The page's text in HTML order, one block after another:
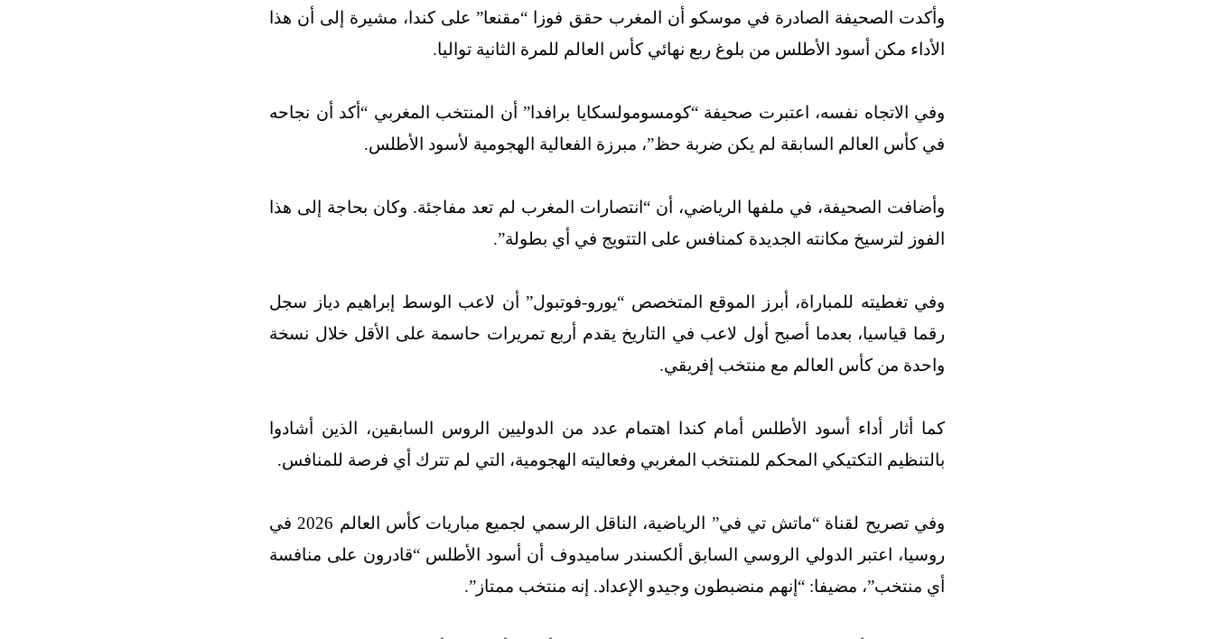
وأكدت الصحيفة الصادرة في موسكو أن المغرب حقق فوزا “مقنعا” على كندا، مشيرة إلى أن هذا
الأداء مكن أسود الأطلس من بلوغ ربع نهائي كأس العالم للمرة الثانية تواليا.
وفي الاتجاه نفسه، اعتبرت صحيفة “كومسومولسكايا برافدا” أن المنتخب المغربي “أكد أن نجاحه
في كأس العالم السابقة لم يكن ضربة حظ”، مبرزة الفعالية الهجومية لأسود الأطلس.
وأضافت الصحيفة، في ملفها الرياضي، أن “انتصارات المغرب لم تعد مفاجئة. وكان بحاجة إلى هذا
الفوز لترسيخ مكانته الجديدة كمنافس على التتويج في أي بطولة”.
وفي تغطيته للمباراة، أبرز الموقع المتخصص “يورو-فوتبول” أن لاعب الوسط إبراهيم دياز سجل
رقما قياسيا، بعدما أصبح أول لاعب في التاريخ يقدم أربع تمريرات حاسمة على الأقل خلال نسخة
واحدة من كأس العالم مع منتخب إفريقي.
كما أثار أداء أسود الأطلس أمام كندا اهتمام عدد من الدوليين الروس السابقين، الذين أشادوا
بالتنظيم التكتيكي المحكم للمنتخب المغربي وفعاليته الهجومية، التي لم تترك أي فرصة للمنافس.
وفي تصريح لقناة “ماتش تي في” الرياضية، الناقل الرسمي لجميع مباريات كأس العالم 2026 في
روسيا، اعتبر الدولي الروسي السابق ألكسندر ساميدوف أن أسود الأطلس “قادرون على منافسة
أي منتخب”، مضيفا: “إنهم منضبطون وجيدو الإعداد. إنه منتخب ممتاز”.